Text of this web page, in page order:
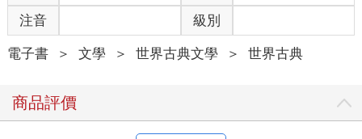
注音 級別
電子書 ＞ 文學 ＞ 世界古典文學 ＞ 世界古典
商品評價